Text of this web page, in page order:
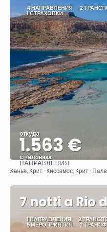
4 НАПРАВЛЕНИЯ 2
1 СТРАХОВКИ
откуда
1.563 €
с человека
НАПРАВЛЕНИЯ
Ханья, Крит · Киссамос, Крит ·
7 notti a Rio
1 НАПРАВЛЕНИЯ 2
5 МЕРОПРИЯТИЯ 2